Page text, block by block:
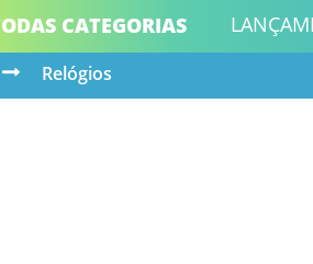
CATEGORIAS
Relógios